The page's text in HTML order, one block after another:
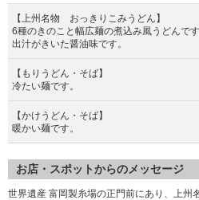
【上州名物 おっきりこみうどん】
6種のきのこと幅広麺の煮込み風うどんで
出汁がきいた醤油味です。
【もりうどん・そば】
冷たい麺です。
【かけうどん・そば】
暖かい麺です。
お店・スポットからのメッセージ
世界遺産 富岡製糸場の正門前にあり、上州